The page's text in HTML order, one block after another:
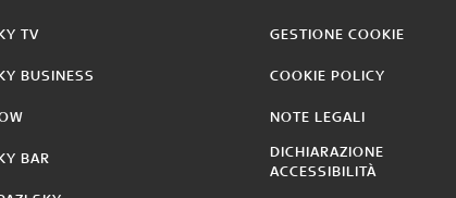
TV
BUSINESS
BAR
GESTIONE COOKIE
COOKIE POLICY
NOTE LEGALI
DICHIARAZIONE
ACCESSIBILITÀ